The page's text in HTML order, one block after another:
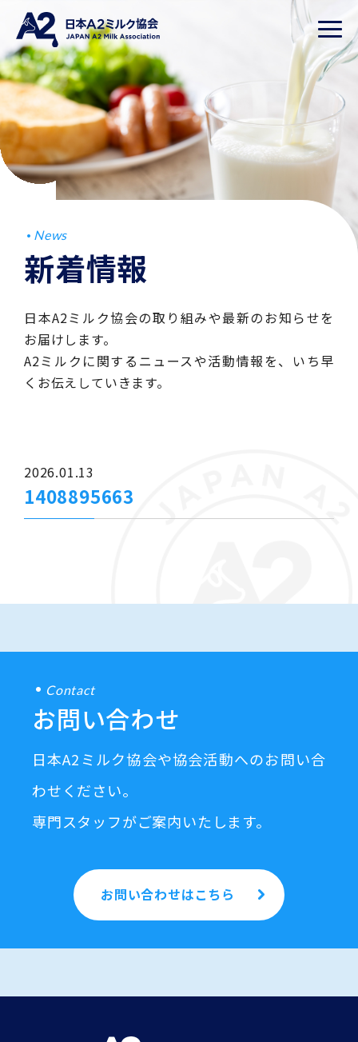
News
新着情報
日本A2ミルク協会の取り組みや最新のお知らせを
お届けします。
A2ミルクに関するニュースや活動情報を、いち早
くお伝えしていきます。
2026.01.13
1408895663
Contact
お問い合わせ
日本A2ミルク協会や協会活動へのお問い合
わせください。
専門スタッフがご案内いたします。
お問い合わせはこちら